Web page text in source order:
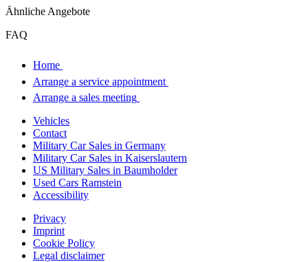
Ähnliche Angebote
FAQ
Home
Arrange a service appointment
Arrange a sales meeting
Vehicles
Contact
Military Car Sales in Germany
Military Car Sales in Kaiserslautern
US Military Sales in Baumholder
Used Cars Ramstein
Accessibility
Privacy
Imprint
Cookie Policy
Legal disclaimer